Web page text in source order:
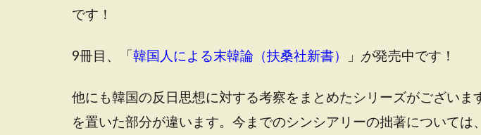
です！
9冊目、「韓国人による末韓論（扶桑社新書） 」 が発売中です！
他にも韓国の反日思想に対する考察をまとめたシリーズがございま
を置いた部分が違います。今までのシンシアリーの拙著については、